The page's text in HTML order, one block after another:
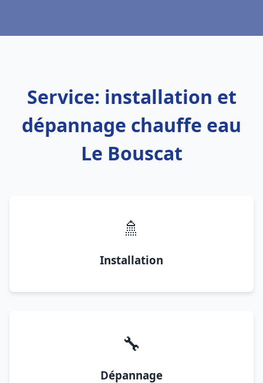
Service: installation et
dépannage chauffe eau
Le Bouscat
🚿
Installation
🔧
Dépannage